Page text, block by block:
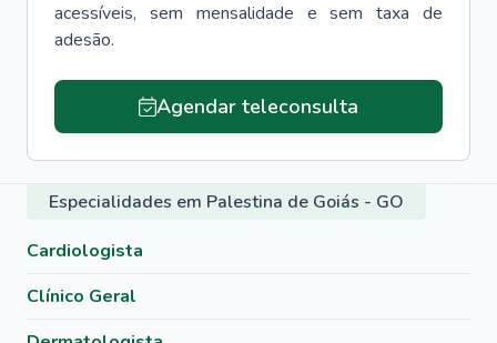
acessíveis, sem mensalidade e sem taxa de
adesão.
Agendar teleconsulta
Especialidades em Palestina de Goiás - GO
Cardiologista
Clínico Geral